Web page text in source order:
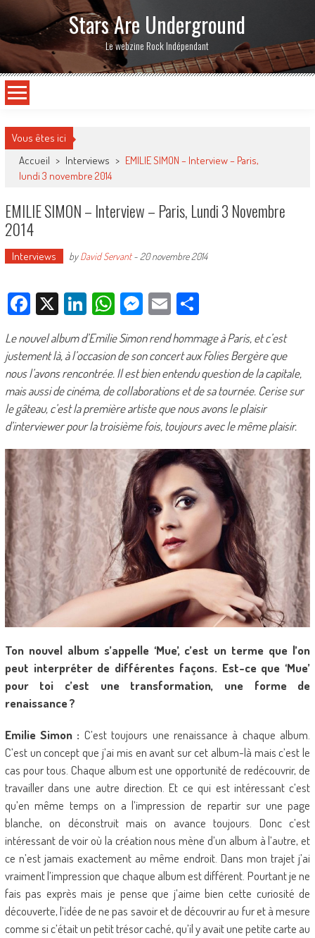
Stars Are Underground
Le webzine Rock Indépendant
Vous êtes ici
Accueil > Interviews > EMILIE SIMON – Interview – Paris,
lundi 3 novembre 2014
EMILIE SIMON – Interview – Paris, Lundi 3 Novembre
2014
Interviews byDavid Servant- 20 novembre 2014
Facebook
X LinkedIn
WhatsApp
Messenger
EmailPartager
Le nouvel album d’Emilie Simon rend hommage à Paris, et c’est
justement là, à l’occasion de son concert aux Folies Bergère que
nous l’avons rencontrée. Il est bien entendu question de la capitale,
mais aussi de cinéma, de collaborations et de sa tournée. Cerise sur
le gâteau, c’est la première artiste que nous avons le plaisir
d’interviewer pour la troisième fois, toujours avec le même plaisir.
Ton nouvel album s’appelle ‘Mue’, c’est un terme que l’on
peut interpréter de différentes façons. Est-ce que ‘Mue’
pour toi c’est une transformation, une forme de
renaissance ?
Emilie Simon : C’est toujours une renaissance à chaque album.
C’est un concept que j’ai mis en avant sur cet album-là mais c’est le
cas pour tous. Chaque album est une opportunité de redécouvrir, de
travailler dans une autre direction. Et ce qui est intéressant c’est
qu’en même temps on a l’impression de repartir sur une page
blanche, on déconstruit mais on avance toujours. Donc c’est
intéressant de voir où la création nous mène d’un album à l’autre, et
ce n’est jamais exactement au même endroit. Dans mon trajet j’ai
vraiment l’impression que chaque album est différent. Pourtant je ne
fais pas exprès mais je pense que j’aime bien cette curiosité de
découverte, l’idée de ne pas savoir et de découvrir au fur et à mesure
comme si c’était un petit trésor caché, qu’il y avait une petite carte au